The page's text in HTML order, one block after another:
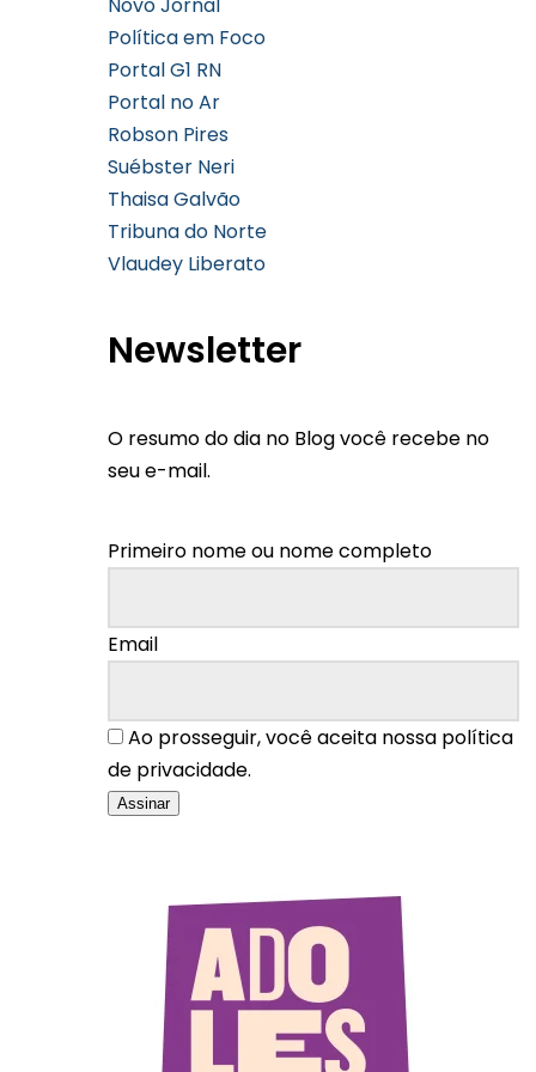
Política em Foco
Portal G1 RN
Portal no Ar
Robson Pires
Suébster Neri
Thaisa Galvão
Tribuna do Norte
Vlaudey Liberato
Newsletter
O resumo do dia no Blog você recebe no
seu e-mail.
Primeiro nome ou nome completo
Email
Ao prosseguir, você aceita nossa política
de privacidade.